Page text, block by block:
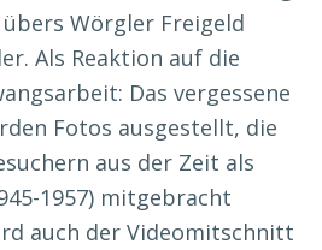
Wörgler Freigeld
Als Reaktion auf die
Das vergessene
Fotos ausgestellt, die
aus der Zeit als
1957) mitgebracht
auch der Videomitschnitt